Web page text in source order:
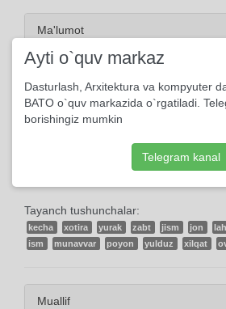
Ma'lumot
2017, 11-Aprelda yuklangan
226 marta ko'rildi
Tayanch tushunchalar:
kecha xotira yurak zabt jism jon
ism
munavvar poyon yulduz xilqat
Muallif
Ayti o`quv markaz
Dasturlash, Arxitektura va kompyuter
BATO o`quv markazida o`rgatiladi.
borishingiz mumkin
Telegram kanal